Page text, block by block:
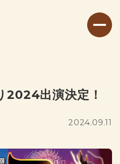
2024出演決定！
2024.09.11